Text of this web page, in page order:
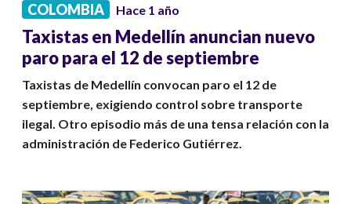
COLOMBIA Hace 1 año
Taxistas en Medellín anuncian nuevo
paro para el 12 de septiembre
Taxistas de Medellín convocan paro el 12 de
septiembre, exigiendo control sobre transporte
ilegal. Otro episodio más de una tensa relación con la
administración de Federico Gutiérrez.